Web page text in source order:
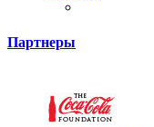
Партнеры